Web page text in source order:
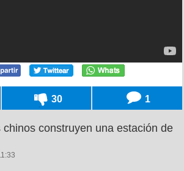
30 1
construyen una estación de